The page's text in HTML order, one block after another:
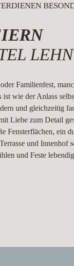
LEHN
Familienfest,
ist wie der Anlass
und gleichzeitig
Liebe zum Detail
Fensterflächen, ein
und Innenhof
und Feste